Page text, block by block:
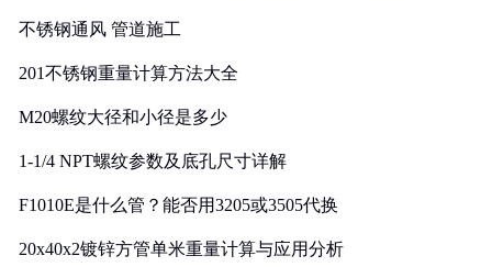
不锈钢通风 管道施工
201不锈钢重量计算方法大全
M20螺纹大径和小径是多少
1-1/4 NPT螺纹参数及底孔尺寸详解
F1010E是什么管？能否用3205或3505代换
20x40x2镀锌方管单米重量计算与应用分析